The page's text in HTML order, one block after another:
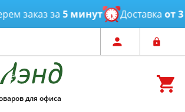
заказ за5 минут Доставкаот 3
для офиса